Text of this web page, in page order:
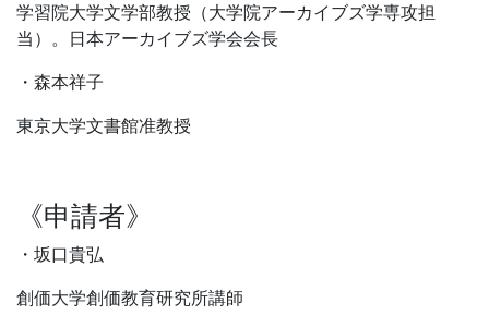
学習院大学文学部教授（大学院アーカイブズ学専攻担
当）。日本アーカイブズ学会会長
・森本祥子
東京大学文書館准教授
《申請者》
・坂口貴弘
創価大学創価教育研究所講師